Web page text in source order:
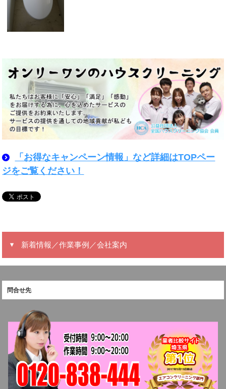
「お得なキャンペーン情報」など詳細はTOPペー
ジをご覧ください！
新着情報／作業事例／会社案内
問合せ先